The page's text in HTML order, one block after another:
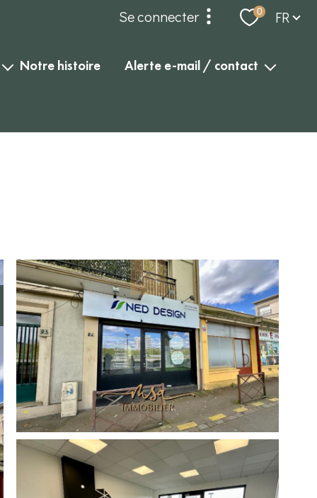
Se connecter
espace propriétaire
0 Langue
FR
notre histoire alerte e-mail / contact
contact